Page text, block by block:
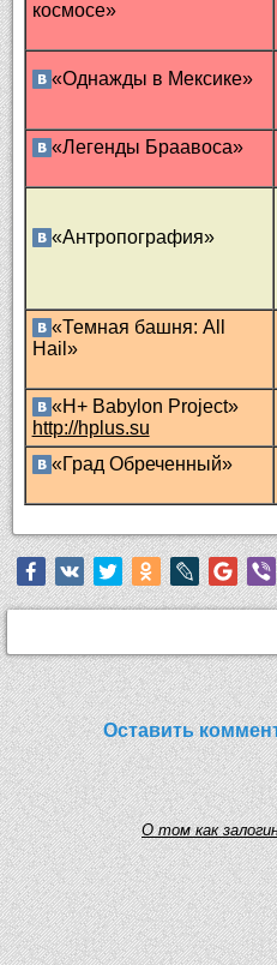
космосе»
«Однажды в Мексике»
«Легенды Браавоса»
«Антропография»
«Темная башня: All
Hail»
«H+ Babylon Project»
http://hplus.su
«Град Обреченный»
Оставить
O том как